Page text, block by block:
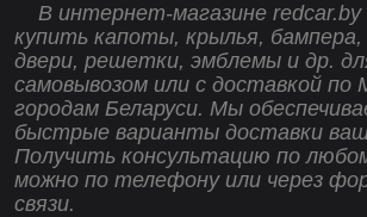
В интернет-магазине
купить капоты, крылья, бампера,
двери, решетки, эмблемы и др.
самовывозом или с доставкой по
городам Беларуси. Мы
быстрые варианты доставки
Получить консультацию по
можно по телефону или через
связи.